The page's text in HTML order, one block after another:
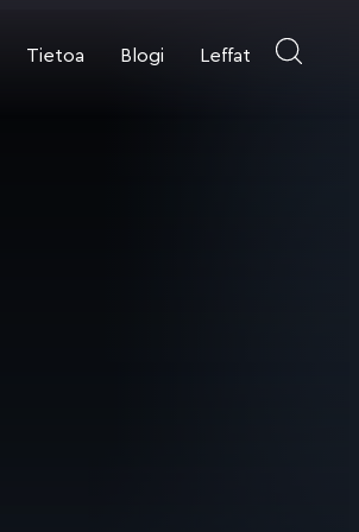
Tietoa Blogi Leffat